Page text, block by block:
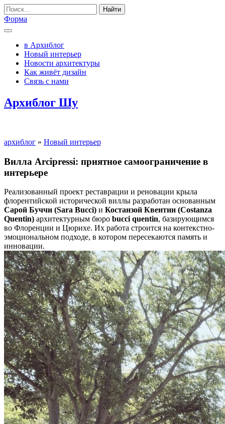
Найти
Форма
в Архиблог
Новый интерьер
Новости архитектуры
Как живёт дизайн
Связь с нами
Архиблог Шу
архиблог » Новый интерьер
Вилла Arcipressi: приятное самоограничение в
интерьере
Реализованный проект реставрации и реновации крыла
флорентийской исторической виллы разработан основанным
Сарой Буччи (Sara Bucci) и Костанзой Квентин (Costanza
Quentin) архитектурным бюро bucci quentin, базирующимся
во Флоренции и Цюрихе. Их работа строится на контекстно-
эмоциональном подходе, в котором пересекаются память и
инновации.